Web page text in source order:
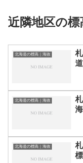
近隣地区の標
北海道の標高｜海抜
北海道の標高｜海抜
北海道の標高｜海抜